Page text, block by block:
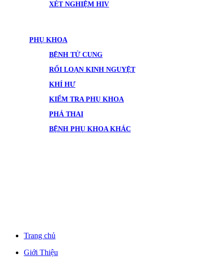
XÉT NGHIỆM HIV
PHỤ KHOA
BỆNH TỬ CUNG
RỐI LOẠN KINH NGUYỆT
KHÍ HƯ
KIỂM TRA PHỤ KHOA
PHÁ THAI
BỆNH PHỤ KHOA KHÁC
Trang chủ
Giới Thiệu